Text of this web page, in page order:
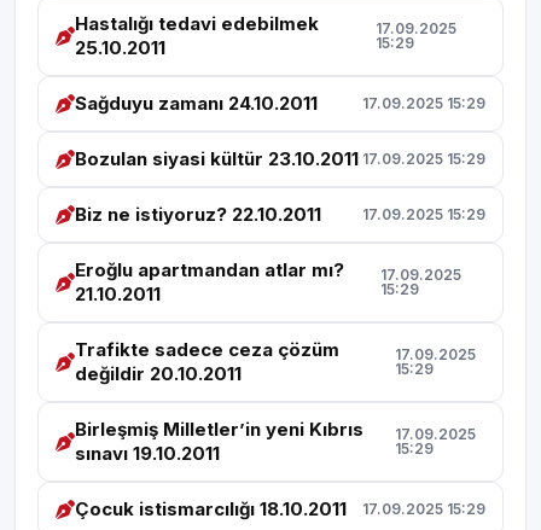
Hastalığı tedavi edebilmek
25.10.2011
17.09.2025
15:29
Sağduyu zamanı 24.10.2011 17.09.2025 15:29
Bozulan siyasi kültür 23.10.2011 17.09.2025 15:29
Biz ne istiyoruz? 22.10.2011 17.09.2025 15:29
Eroğlu apartmandan atlar mı?
21.10.2011
17.09.2025
15:29
Trafikte sadece ceza çözüm
değildir 20.10.2011
17.09.2025
15:29
Birleşmiş Milletler’in yeni Kıbrıs
sınavı 19.10.2011
17.09.2025
15:29
Çocuk istismarcılığı 18.10.2011 17.09.2025 15:29